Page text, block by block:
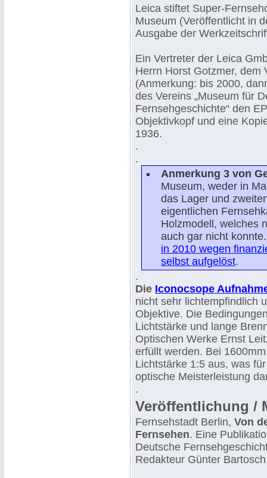
Leica stiftet Super-
Museum (Veröffentlicht in
Ausgabe der
Ein Vertreter der Leica
Herrn Horst Gotzmer, dem
(Anmerkung: bis 2000,
des Vereins „Museum für
Fernsehgeschichte“ den
Objektivkopf und eine
1936.
.
.
Anmerkung 3 von
Museum, weder in
das Lager und
eigentlichen
Holzmodell, welches
auch gar nicht
in 2010 wegen
selbst aufgelöst.
.
Die Iconocsope
nicht sehr lichtempfindlich
Objektive. Die
Lichtstärke und lange
Optischen Werke Ernst
erfüllt werden. Bei
Lichtstärke 1:5 aus, was
optische Meisterleistung
.
Veröffentlichung /
Fernsehstadt Berlin, Von
Fernsehen. Eine
Deutsche
Redakteur Günter